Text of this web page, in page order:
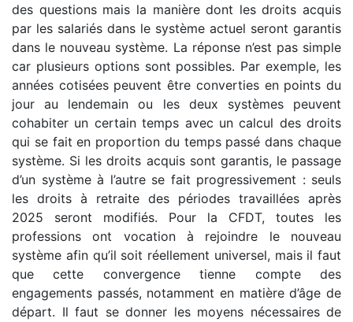
des questions mais la manière dont les droits acquis
par les salariés dans le système actuel seront garantis
dans le nouveau système. La réponse n’est pas simple
car plusieurs options sont possibles. Par exemple, les
années cotisées peuvent être converties en points du
jour au lendemain ou les deux systèmes peuvent
cohabiter un certain temps avec un calcul des droits
qui se fait en proportion du temps passé dans chaque
système. Si les droits acquis sont garantis, le passage
d’un système à l’autre se fait progressivement : seuls
les droits à retraite des périodes travaillées après
2025 seront modifiés. Pour la CFDT, toutes les
professions ont vocation à rejoindre le nouveau
système afin qu’il soit réellement universel, mais il faut
que cette convergence tienne compte des
engagements passés, notamment en matière d’âge de
départ. Il faut se donner les moyens nécessaires de